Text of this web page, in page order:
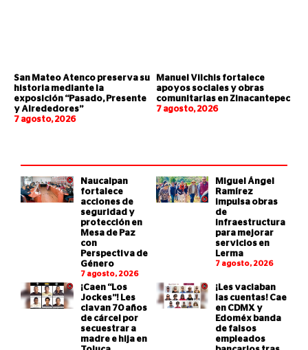
San Mateo Atenco preserva su
historia mediante la
exposición “Pasado, Presente
y Alrededores”
7 agosto, 2026
Manuel Vilchis fortalece
apoyos sociales y obras
comunitarias en Zinacantepec
7 agosto, 2026
Naucalpan
fortalece
acciones de
seguridad y
protección en
Mesa de Paz
con
Perspectiva de
Género
7 agosto, 2026
Miguel Ángel
Ramírez
impulsa obras
de
infraestructura
para mejorar
servicios en
Lerma
7 agosto, 2026
¡Caen “Los
Jockes”! Les
clavan 70 años
de cárcel por
secuestrar a
madre e hija en
¡Les vaciaban
las cuentas! Cae
en CDMX y
Edoméx banda
de falsos
empleados